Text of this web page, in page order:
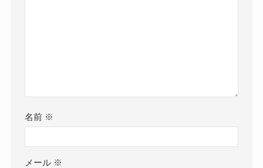
名前 ※
メール ※